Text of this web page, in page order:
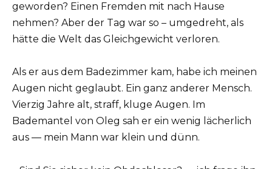
geworden? Einen Fremden mit nach Hause
nehmen? Aber der Tag war so – umgedreht, als
hätte die Welt das Gleichgewicht verloren.
Als er aus dem Badezimmer kam, habe ich meinen
Augen nicht geglaubt. Ein ganz anderer Mensch.
Vierzig Jahre alt, straff, kluge Augen. Im
Bademantel von Oleg sah er ein wenig lächerlich
aus — mein Mann war klein und dünn.